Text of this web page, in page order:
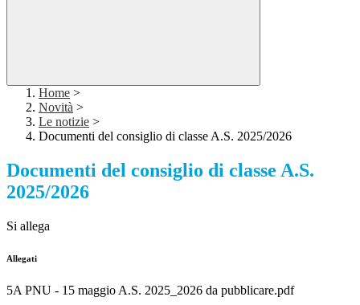
Home >
Novità >
Le notizie >
Documenti del consiglio di classe A.S. 2025/2026
Documenti del consiglio di classe A.S.
2025/2026
Si allega
Allegati
5A PNU - 15 maggio A.S. 2025_2026 da pubblicare.pdf